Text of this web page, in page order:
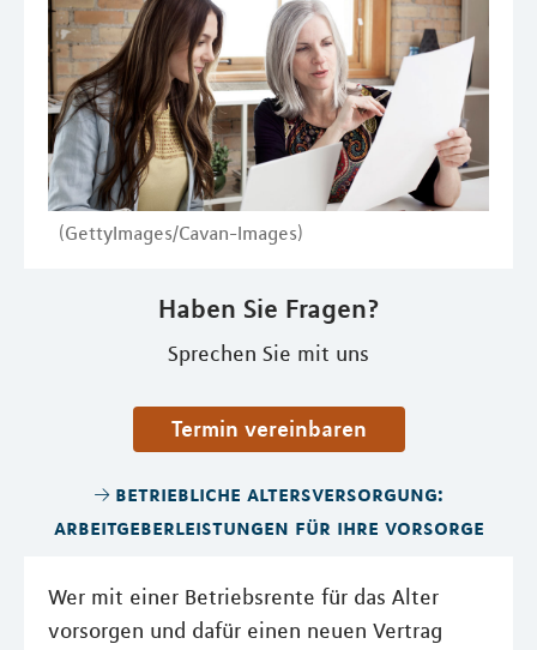
(GettyImages/Cavan-Images)
Haben Sie Fragen?
Sprechen Sie mit uns
Termin vereinbaren
betriebliche altersversorgung:
arbeitgeberleistungen für ihre vorsorge
Wer mit einer Betriebsrente für das Alter
vorsorgen und dafür einen neuen Vertrag